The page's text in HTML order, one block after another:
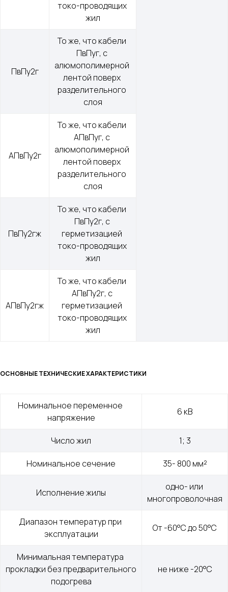
токо-проводящих
жил
ПвПу2г
То же, что кабели
ПвПуг, с
алюмополимерной
лентой поверх
разделительного
слоя
АПвПу2г
То же, что кабели
АПвПуг, с
алюмополимерной
лентой поверх
разделительного
слоя
ПвПу2гж
То же, что кабели
ПвПу2г, с
герметизацией
токо-проводящих
жил
АПвПу2гж
То же, что кабели
АПвПу2г, с
герметизацией
токо-проводящих
жил
ОСНОВНЫЕ ТЕХНИЧЕСКИЕ ХАРАКТЕРИСТИКИ
Номинальное переменное
напряжение
6 кВ
Число жил 1; 3
Номинальное сечение 35- 800 мм²
Исполнение жилы
одно- или
многопроволочная
Диапазон температур при
эксплуатации
От -60°С до 50°С
Минимальная температура
прокладки без предварительного
подогрева
не ниже -20°С
Контакты
mail@cab-tech.ru
Юридическая информация
Сертификаты
ООО "КАБЕЛЬНЫЕ ТЕХНОЛОГИИ"
143363, Московская обл., г.о. Наро-Фоминский,
г. Апрелевка, ул. Парковая, д. 1, комн. 217